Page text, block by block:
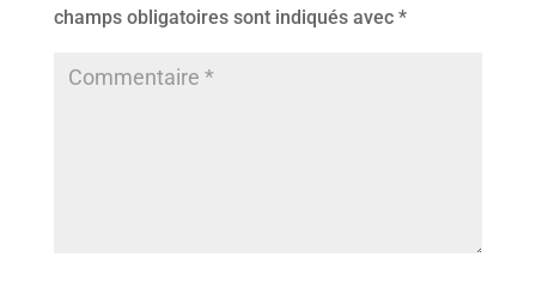
champs obligatoires sont indiqués avec *